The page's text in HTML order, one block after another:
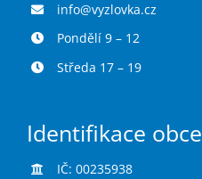
info@vyzlovka.cz
Pondělí 9 – 12
Středa 17 – 19
Identifikace obce
IČ: 00235938